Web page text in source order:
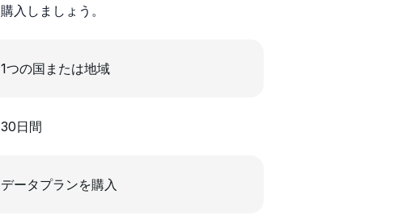
購入しましょう。
1つの国または地域
30日間
データプランを購入